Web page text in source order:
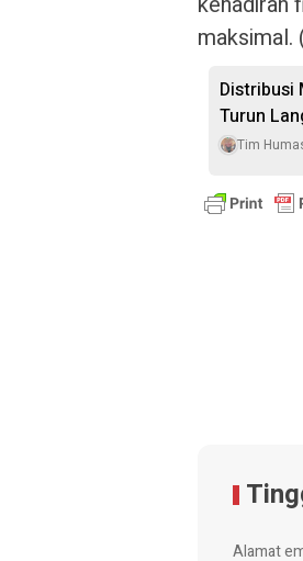
maksimal.
Distribusi
Turun
Tim
Alamat